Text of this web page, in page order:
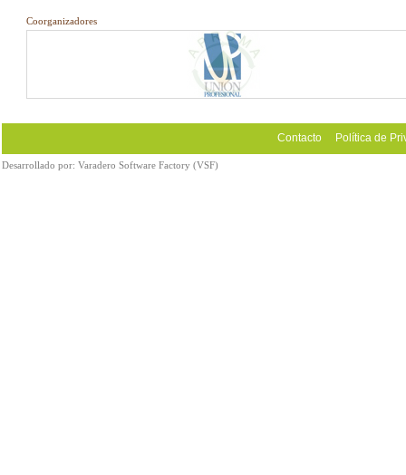
Coorganizadores
Contacto Política de
Desarrollado por: Varadero Software Factory (VSF)